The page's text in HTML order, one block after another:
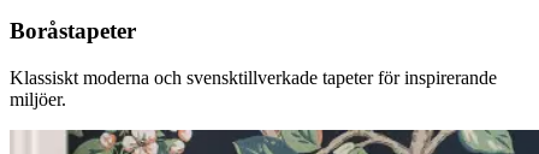
Boråstapeter
Klassiskt moderna och svensktillverkade tapeter för inspirerande
miljöer.